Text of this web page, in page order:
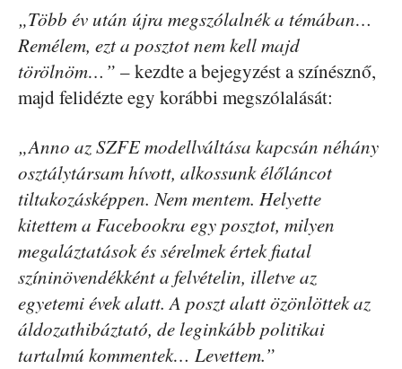
„Több év után újra megszólalnék a témában…
Remélem, ezt a posztot nem kell majd
törölnöm…” – kezdte a bejegyzést a színésznő,
majd felidézte egy korábbi megszólalását:
„Anno az SZFE modellváltása kapcsán néhány
osztálytársam hívott, alkossunk élőláncot
tiltakozásképpen. Nem mentem. Helyette
kitettem a Facebookra egy posztot, milyen
megaláztatások és sérelmek értek fiatal
színinövendékként a felvételin, illetve az
egyetemi évek alatt. A poszt alatt özönlöttek az
áldozathibáztató, de leginkább politikai
tartalmú kommentek… Levettem.”